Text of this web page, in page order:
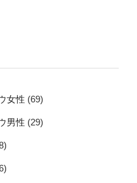
女性 (69)
男性 (29)